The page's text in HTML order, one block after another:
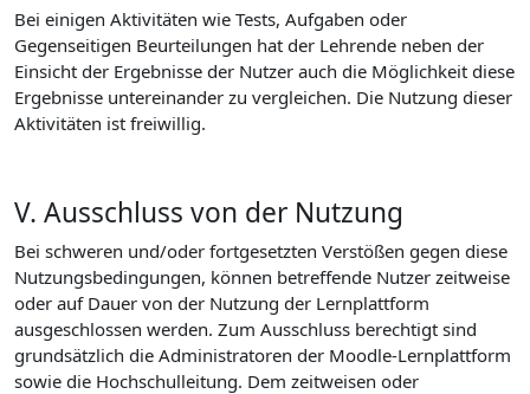
Bei einigen Aktivitäten wie Tests, Aufgaben oder
Gegenseitigen Beurteilungen hat der Lehrende neben der
Einsicht der Ergebnisse der Nutzer auch die Möglichkeit diese
Ergebnisse untereinander zu vergleichen. Die Nutzung dieser
Aktivitäten ist freiwillig.
V. Ausschluss von der Nutzung
Bei schweren und/oder fortgesetzten Verstößen gegen diese
Nutzungsbedingungen, können betreffende Nutzer zeitweise
oder auf Dauer von der Nutzung der Lernplattform
ausgeschlossen werden. Zum Ausschluss berechtigt sind
grundsätzlich die Administratoren der Moodle-Lernplattform
sowie die Hochschulleitung. Dem zeitweisen oder